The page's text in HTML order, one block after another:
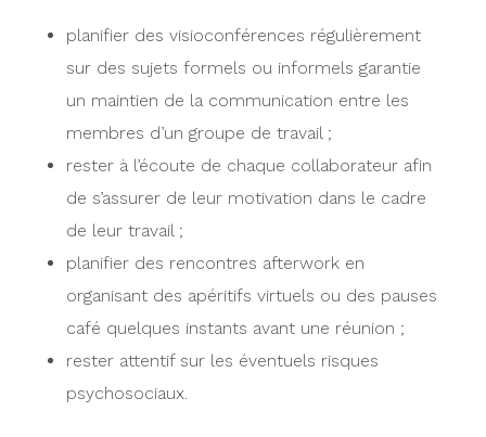
planifier des visioconférences régulièrement
sur des sujets formels ou informels garantie
un maintien de la communication entre les
membres d’un groupe de travail ;
rester à l’écoute de chaque collaborateur afin
de s’assurer de leur motivation dans le cadre
de leur travail ;
planifier des rencontres afterwork en
organisant des apéritifs virtuels ou des pauses
café quelques instants avant une réunion ;
rester attentif sur les éventuels risques
psychosociaux.